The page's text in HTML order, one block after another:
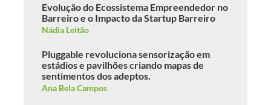
Evolução do Ecossistema Empreendedor no
Barreiro e o Impacto da Startup Barreiro
Nádia Leitão
Pluggable revoluciona sensorização em
estádios e pavilhões criando mapas de
sentimentos dos adeptos.
Ana Bela Campos